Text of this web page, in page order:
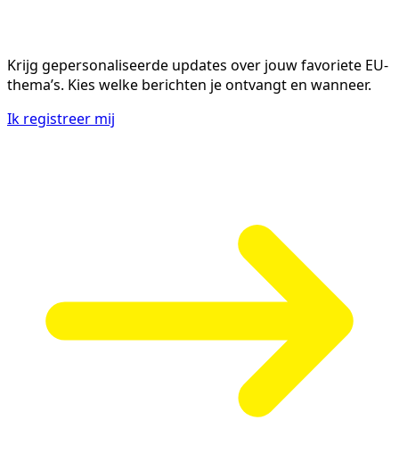
Krijg gepersonaliseerde updates over jouw favoriete EU-
thema’s. Kies welke berichten je ontvangt en wanneer.
Ik registreer mij